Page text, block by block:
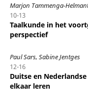
Marjon Tammenga-
10-13
Taalkunde in het
perspectief
Paul Sars, Sabine Jentges
12-16
Duitse en
elkaar leren